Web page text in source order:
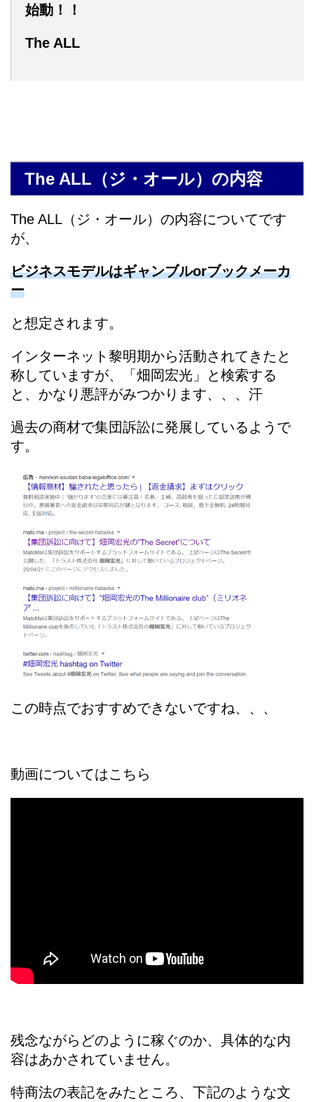
始動！！
The ALL
The ALL（ジ・オール）の内容
The ALL（ジ・オール）の内容についてです
が、
ビジネスモデルはギャンブルorブックメーカ
ー
と想定されます。
インターネット黎明期から活動されてきたと
称していますが、「畑岡宏光」と検索する
と、かなり悪評がみつかります、、、汗
過去の商材で集団訴訟に発展しているようで
す。
この時点でおすすめできないですね、、、
動画についてはこちら
残念ながらどのように稼ぐのか、具体的な内
容はあかされていません。
特商法の表記をみたところ、下記のような文